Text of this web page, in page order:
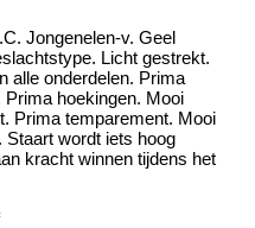
Jongenelen-v. Geel
Licht gestrekt.
alle onderdelen. Prima
hoekingen. Mooi
Prima temparement. Mooi
Staart wordt iets hoog
kracht winnen tijdens het